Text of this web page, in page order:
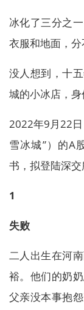
冰化了三分之
衣服和地面，
没人想到，十
城的小冰店，身
2022年9月22
雪冰城”）的A
书，拟登陆深交
1
失败
二人出生在河
裕。他们的奶
父亲没本事抱